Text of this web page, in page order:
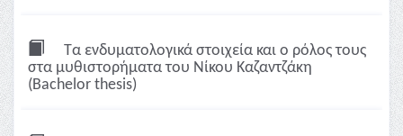
Τα ενδυματολογικά στοιχεία και ο ρόλος τους
στα μυθιστορήματα του Νίκου Καζαντζάκη
(Bachelor thesis)